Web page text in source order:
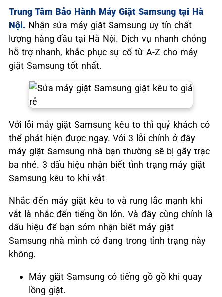
Trung Tâm Bảo Hành Máy Giặt Samsung tại Hà
Nội. Nhận sửa máy giặt Samsung uy tín chất
lượng hàng đầu tại Hà Nội. Dịch vụ nhanh chóng
hỗ trợ nhanh, khắc phục sự cố từ A-Z cho máy
giặt Samsung tốt nhất.
Với lỗi máy giặt Samsung kêu to thì quý khách có
thể phát hiện được ngay. Với 3 lỗi chính ở đây
máy giặt Samsung nhà bạn thường sẽ bị gãy trạc
ba nhé. 3 dấu hiệu nhận biết tình trạng máy giặt
Samsung kêu to khi vắt
Nhắc đến máy giặt kêu to và rung lắc mạnh khi
vắt là nhắc đến tiếng ồn lớn. Và đây cũng chính là
dấu hiệu để bạn sớm nhận biết máy giặt
Samsung nhà mình có đang trong tình trạng này
không.
Máy giặt Samsung có tiếng gồ gồ khi quay
lồng giặt.